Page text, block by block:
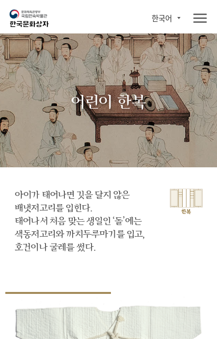
한국어
어린이 한복
아이가 태어나면 깃을 달지 않은
배냇저고리를 입힌다.
태어나서 처음 맞는 생일인 ‘돌’에는
색동저고리와 까치두루마기를 입고,
호건이나 굴레를 썼다.
한복